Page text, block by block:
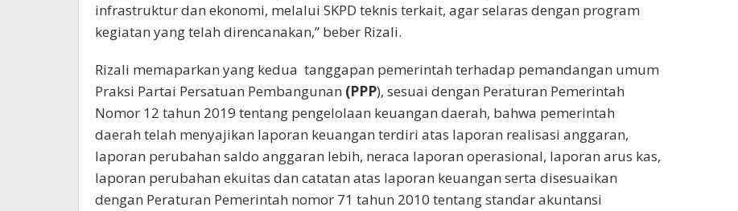
infrastruktur dan ekonomi, melalui SKPD teknis terkait, agar selaras dengan program
kegiatan yang telah direncanakan,” beber Rizali.
Rizali memaparkan yang kedua tanggapan pemerintah terhadap pemandangan umum
Praksi Partai Persatuan Pembangunan (PPP), sesuai dengan Peraturan Pemerintah
Nomor 12 tahun 2019 tentang pengelolaan keuangan daerah, bahwa pemerintah
daerah telah menyajikan laporan keuangan terdiri atas laporan realisasi anggaran,
laporan perubahan saldo anggaran lebih, neraca laporan operasional, laporan arus kas,
laporan perubahan ekuitas dan catatan atas laporan keuangan serta disesuaikan
dengan Peraturan Pemerintah nomor 71 tahun 2010 tentang standar akuntansi